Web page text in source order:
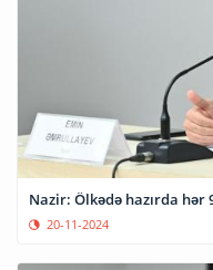
Nazir: Ölkədə hazırda
20-11-2024